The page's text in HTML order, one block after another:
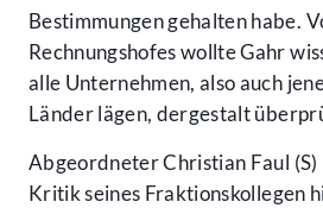
Bestimmungen gehalten habe.
Rechnungshofes wollte Gahr
alle Unternehmen, also auch
Länder lägen, dergestalt
Abgeordneter Christian Faul
Kritik seines Fraktionskollegen